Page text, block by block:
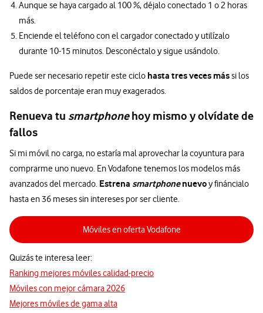
Aunque se haya cargado al 100 %, déjalo conectado 1 o 2 horas
más.
Enciende el teléfono con el cargador conectado y utilízalo
durante 10-15 minutos. Desconéctalo y sigue usándolo.
Puede ser necesario repetir este ciclo hasta tres veces mássi los
saldos de porcentaje eran muy exagerados.
Renueva tu smartphonehoy mismo y olvídate de
fallos
Si mi móvil no carga, no estaría mal aprovechar la coyuntura para
comprarme uno nuevo. En Vodafone tenemos los modelos más
avanzados del mercado. Estrena smartphonenuevoy fináncialo
hasta en 36 meses sin intereses por ser cliente.
Móviles en oferta Vodafone
Quizás te interesa leer:
Ranking mejores móviles calidad-precio
Móviles con mejor cámara 2026
Mejores móviles de gama alta